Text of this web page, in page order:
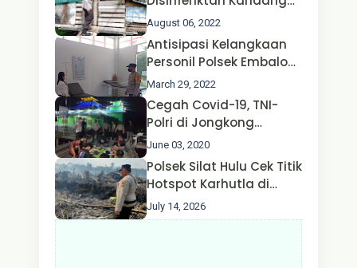
Ternak Kambing warga
Oleh Satgas Ops Aman
Nusa II Polda Kalbar*
August 06, 2022
Antisipasi Kelangkaan
Personil Polsek Embaloh
Hulu Gencar Lakukan
Pengecekan Oksigen
March 29, 2022
Cegah Covid-19, TNI-
Polri di Jongkong
Himbau Masyarakat
Jangan Kumpul Hinga
Larut Malam.
June 03, 2020
Polsek Silat Hulu Cek Titik
Hotspot Karhutla di
Desa Nanga Dangkan,
Api Ditemukan Sudah
July 14, 2026